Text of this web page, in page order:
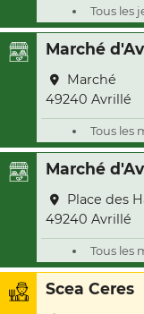
Tous les
Marché
Marché
49240 Avrillé
Tous les
Marché
Place des
49240 Avrillé
Tous les
Scea Ceres